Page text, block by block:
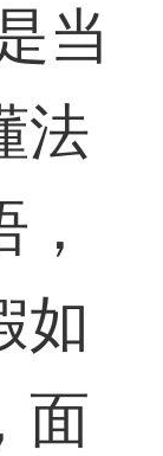
当
法
如
面